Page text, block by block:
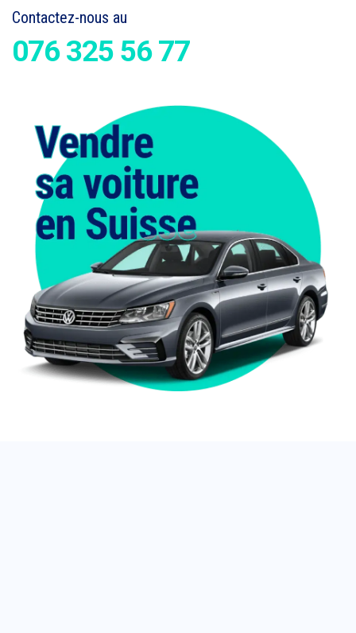
Contactez-nous au
076 325 56 77